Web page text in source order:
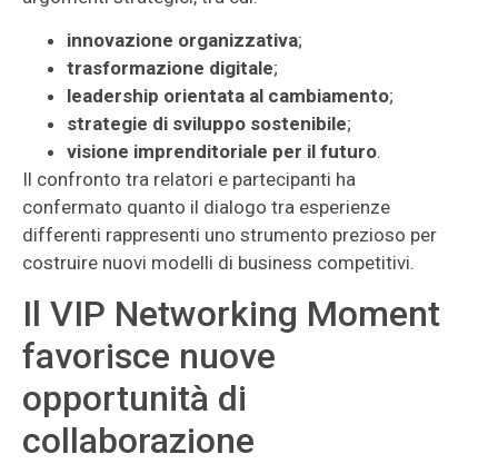
innovazione organizzativa;
trasformazione digitale;
leadership orientata al cambiamento;
strategie di sviluppo sostenibile;
visione imprenditoriale per il futuro.
Il confronto tra relatori e partecipanti ha
confermato quanto il dialogo tra esperienze
differenti rappresenti uno strumento prezioso per
costruire nuovi modelli di business competitivi.
Il VIP Networking Moment
favorisce nuove
opportunità di
collaborazione